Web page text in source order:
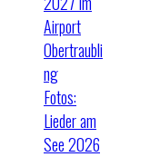
Airport
Obertraubli
ng
Fotos:
Lieder am
See 2026